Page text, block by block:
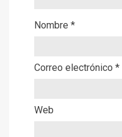
Nombre *
Correo electrónico *
Web